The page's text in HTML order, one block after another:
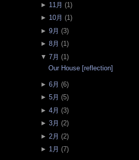
► 11月 (1)
► 10月 (1)
► 9月 (3)
► 8月 (1)
▼ 7月 (1)
Our House [reflection]
► 6月 (6)
► 5月 (5)
► 4月 (3)
► 3月 (2)
► 2月 (2)
► 1月 (7)